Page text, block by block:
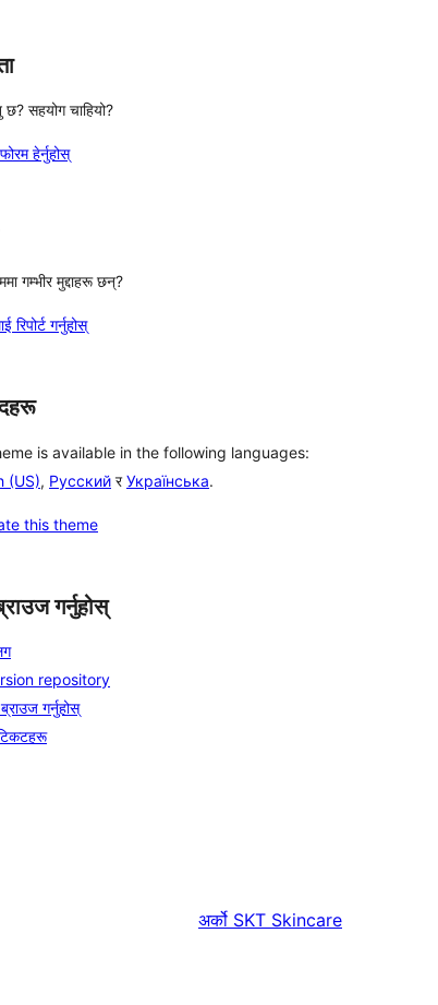
छ? सहयोग चाहियो?
हेर्नुहोस्
गम्भीर मुद्दाहरू छन्?
रिपोर्ट गर्नुहोस्
is available in the following languages:
(US), Русский रУкраїнська.
this theme
गर्नुहोस्
repository
गर्नुहोस्
अर्को SKT Skincare